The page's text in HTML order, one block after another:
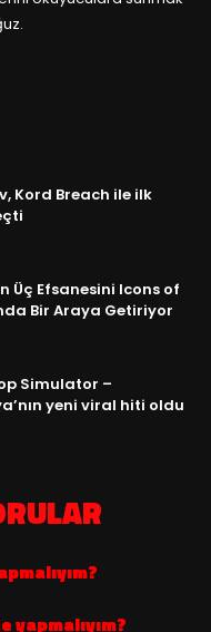
Kord Breach ile ilk
Üç Efsanesini Icons of
Bir Araya Getiriyor
Simulator –
yeni viral hiti oldu
yapmalıyım?